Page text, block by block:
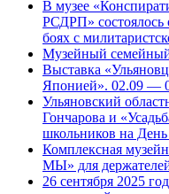
В музее
РСДРП» состоялось
боях с
Музейный
Выставка
Японией». 02.09 —
Ульяновский
Гончарова и
школьников на
Комплексная
МЫ» для
26 сентября 2025